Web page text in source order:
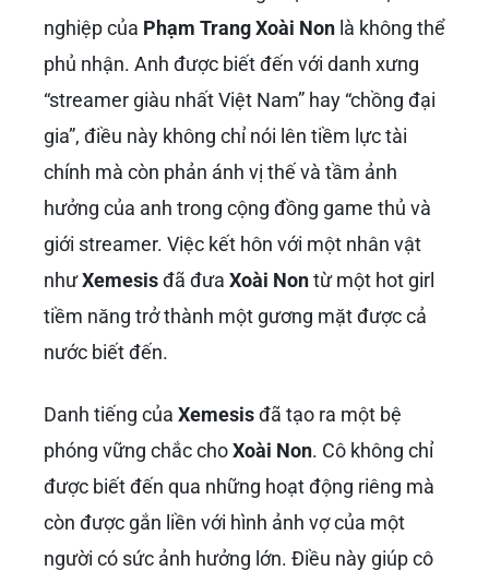
nghiệp của Phạm Trang Xoài Non là không thể
phủ nhận. Anh được biết đến với danh xưng
“streamer giàu nhất Việt Nam” hay “chồng đại
gia”, điều này không chỉ nói lên tiềm lực tài
chính mà còn phản ánh vị thế và tầm ảnh
hưởng của anh trong cộng đồng game thủ và
giới streamer. Việc kết hôn với một nhân vật
nhưXemesisđã đưa Xoài Nontừ một hot girl
tiềm năng trở thành một gương mặt được cả
nước biết đến.
Danh tiếng của Xemesisđã tạo ra một bệ
phóng vững chắc choXoài Non. Cô không chỉ
được biết đến qua những hoạt động riêng mà
còn được gắn liền với hình ảnh vợ của một
người có sức ảnh hưởng lớn. Điều này giúp cô